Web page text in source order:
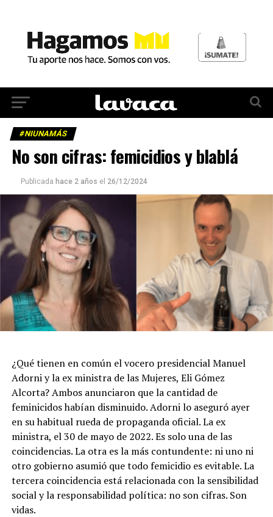
#NIUNAMÁS
No son cifras: femicidios y blablá
Publicada hace 2 años el 26/12/2024
¿Qué tienen en común el vocero presidencial Manuel
Adorni y la ex ministra de las Mujeres, Eli Gómez
Alcorta? Ambos anunciaron que la cantidad de
feminicidos habían disminuido. Adorni lo aseguró ayer
en su habitual rueda de propaganda oficial. La ex
ministra, el 30 de mayo de 2022. Es solo una de las
coincidencias. La otra es la más contundente: ni uno ni
otro gobierno asumió que todo femicidio es evitable. La
tercera coincidencia está relacionada con la sensibilidad
social y la responsabilidad política: no son cifras. Son
vidas.